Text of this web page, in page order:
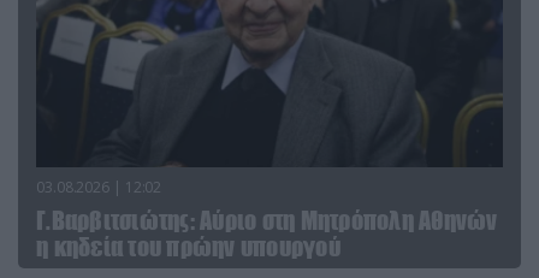
03.08.2026 | 12:02
Γ.Βαρβιτσιώτης: Aύριο στη Μητρόπολη Αθηνών
η κηδεία του πρώην υπουργού